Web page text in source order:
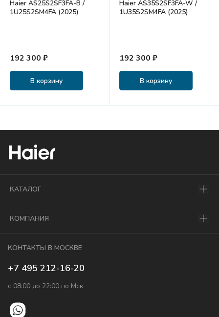
Haier AS25S2SF3FA-B /
1U25S2SM4FA (2025)
192 300 ₽
В корзину
Haier AS35S2SF3FA-W /
1U35S2SM4FA (2025)
192 300 ₽
В корзину
КАТАЛОГ
КОМПАНИЯ
КОНТАКТЫ В МОСКВЕ
+7 495 212-16-20
с 08:00 до 22:00 по Мск